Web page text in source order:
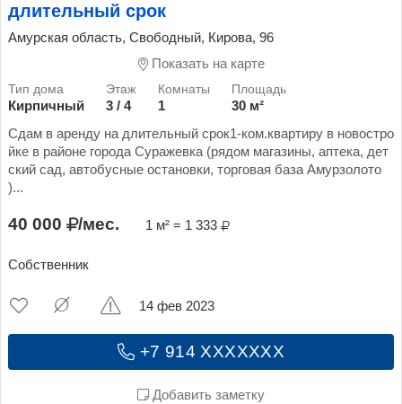
длительный срок
Амурская область, Свободный, Кирова, 96
Показать на карте
Кирпичный 3 / 4 1
30 м²
Сдам в аренду на длительный срок1-ком.квартиру в новостро
йке в районе города Суражевка (рядом магазины, аптека, дет
ский сад, автобусные остановки, торговая база Амурзолото
)...
40 000 /мес. 1 м² = 1 333
Собственник
+7 914 XXXXXXX
Добавить заметку
14 фев 2023